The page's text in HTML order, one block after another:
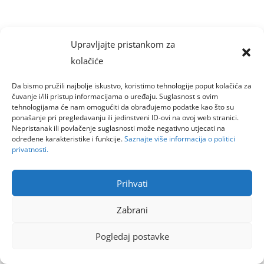
Upravljajte pristankom za
kolačiće
Da bismo pružili najbolje iskustvo, koristimo tehnologije poput kolačića za
čuvanje i/ili pristup informacijama o uređaju. Suglasnost s ovim
tehnologijama će nam omogućiti da obrađujemo podatke kao što su
ponašanje pri pregledavanju ili jedinstveni ID-ovi na ovoj web stranici.
Nepristanak ili povlačenje suglasnosti može negativno utjecati na
određene karakteristike i funkcije.Saznajte više informacija o politici
privatnosti.
Prihvati
Zabrani
Pogledaj postavke